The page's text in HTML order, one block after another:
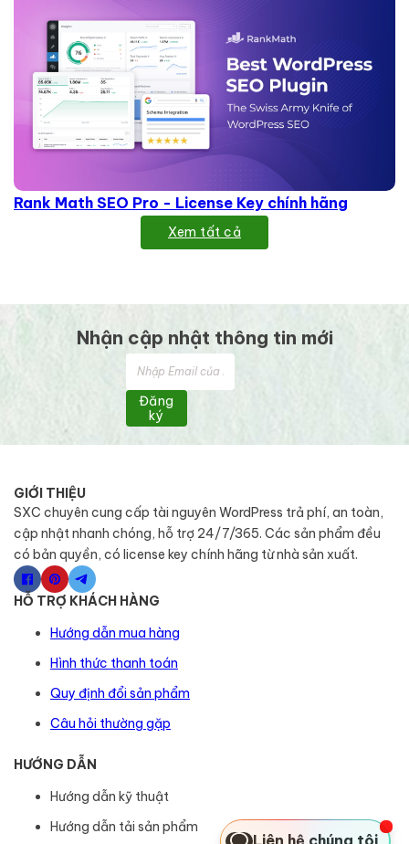
Rank Math SEO Pro - License Key chính hãng
Xem tất cả
Nhận cập nhật thông tin mới
Đăng
ký
GIỚI THIỆU
SXC chuyên cung cấp tài nguyên WordPress trả phí, an toàn,
cập nhật nhanh chóng, hỗ trợ 24/7/365. Các sản phẩm đều
có bản quyền, có license key chính hãng từ nhà sản xuất.
HỖ TRỢ KHÁCH HÀNG
Hướng dẫn mua hàng
Hình thức thanh toán
Quy định đổi sản phẩm
Câu hỏi thường gặp
HƯỚNG DẪN
Hướng dẫn kỹ thuật
Hướng dẫn tải sản phẩm